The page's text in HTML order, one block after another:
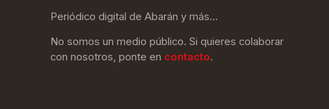
Periódico digital de Abarán y más…
No somos un medio público. Si quieres colaborar
con nosotros, ponte en contacto.